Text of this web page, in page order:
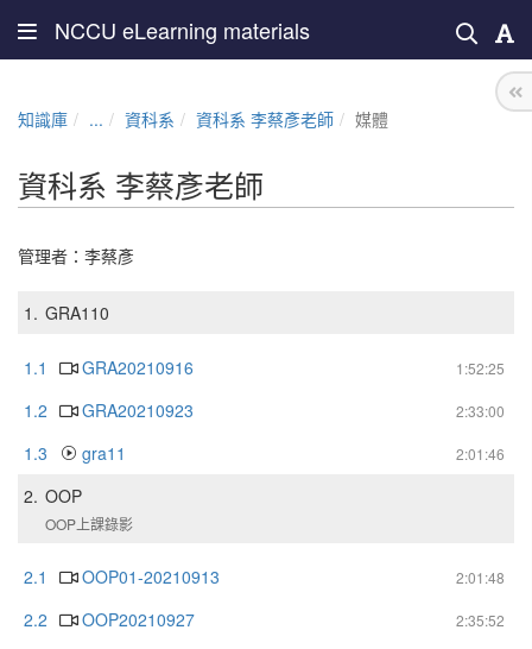
NCCU eLearning materials
知識庫 ... 資科系 資科系 李蔡彥老師 媒體
資科系 李蔡彥老師
管理者： 李蔡彥
1. GRA110
1.1 1:52:25
GRA20210916
1.2
2:33:00
GRA20210923
1.3
2:01:46
gra11
2. OOP
OOP上課錄影
2.1 2:01:48
OOP01-20210913
2.2
2:35:52
OOP20210927